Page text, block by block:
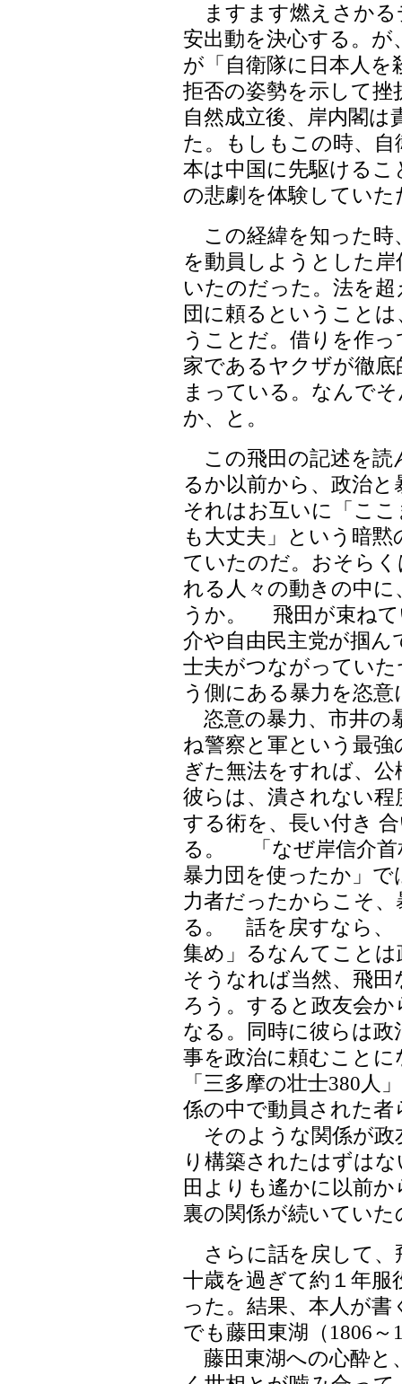
ますます燃えさかる
安出動を決心する。が
が「自衛隊に日本人
拒否の姿勢を示して挫
自然成立後、岸内閣
た。もしもこの時、
本は中国に先駆けるこ
の悲劇を体験していた
この経緯を知った時
を動員しようとした
いたのだった。法を
団に頼るということ
うことだ。借りを作
家であるヤクザが徹
まっている。なんで
か、と。
この飛田の記述を読
るか以前から、政治
それはお互いに「こ
も大丈夫」という暗
ていたのだ。おそら
れる人々の動きの中
うか。 飛田が束ねて
介や自由民主党が掴ん
士夫がつながってい
う側にある暴力を恣
恣意の暴力、市井の
ね警察と軍という最
ぎた無法をすれば、
彼らは、潰されない
する術を、長い付き
る。 「なぜ岸信介首
暴力団を使ったか」
力者だったからこそ
る。 話を戻すなら、
集め」るなんてこと
そうなれば当然、飛
ろう。すると政友会
なる。同時に彼らは
事を政治に頼むこと
「三多摩の壮士380人
係の中で動員された者
そのような関係が政
り構築されたはずは
田よりも遙かに以前
裏の関係が続いていた
さらに話を戻して、
十歳を過ぎて約１年
った。結果、本人が
でも藤田東湖（1806
藤田東湖への心酔と